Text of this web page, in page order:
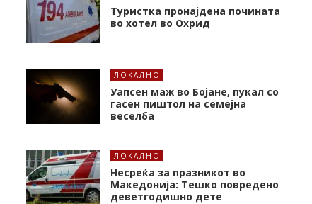
Туристка пронајдена почината
во хотел во Охрид
ЛОКАЛНО
Уапсен маж во Бојане, пукал со
гасен пиштол на семејна
веселба
ЛОКАЛНО
Несреќа за празникот во
Македонија: Тешко повредено
деветгодишно дете